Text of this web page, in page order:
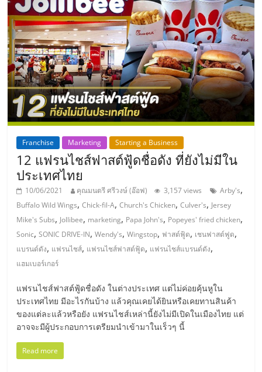
ไชส์
ขาย
หน้า
บ้าน
ลงทุน
น้อย
คืน
ทุน
ไว,
ที่
ปรึกษา
การ
Franchise Marketing Starting a Business
12 แฟรนไชส์ฟาสต์ฟู้ดชื่อดัง ที่ยังไม่มีใน
ประเทศไทย
10/06/2021 คุณมนตรี ศรีวงษ์ (อ๊อฟ) 3,157 views Arby's,
Buffalo Wild Wings,Chick-fil-A,Church's Chicken,Culver's, Jersey
Mike's Subs, Jollibee, marketing, Papa John's, Popeyes' fried chicken,
Sonic,SONIC DRIVE-IN,Wendy's,Wingstop, ฟาสต์ฟู้ด, เชนฟาสต์ฟูด,
แบรนด์ดัง, แฟรนไชส์, แฟรนไชส์ฟาสต์ฟู้ด, แฟรนไชส์แบรนด์ดัง,
แฮมเบอร์เกอร์
แฟรนไชส์ฟาสต์ฟู้ดชื่อดัง ในต่างประเทศ แต่ไม่ค่อยคุ้นหูใน
ประเทศไทย มีอะไรกันบ้าง แล้วคุณเคยได้ยินหรือเคยทานสินค้า
ของแต่ละแล้วหรือยัง แฟรนไชส์เหล่านี้ยังไม่มีเปิดในเมืองไทย แต่
อาจจะมีผู้ประกอบการเตรียมนำเข้ามาในเร็วๆ นี้
Read more